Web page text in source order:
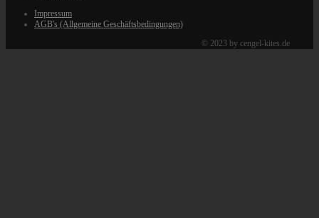
Impressum
AGB's (Allgemeine Geschäftsbedingungen)
© 2023 by cengel-kites.de